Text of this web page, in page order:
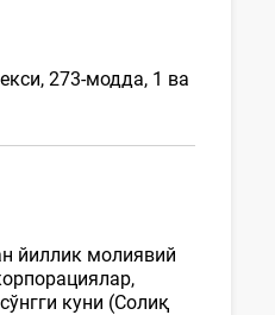
273-модда, 1 ва
йиллик молиявий
куни (Солиқ